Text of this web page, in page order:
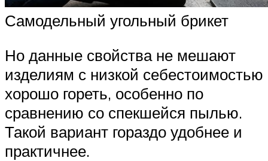
Самодельный угольный брикет
Но данные свойства не мешают
изделиям с низкой себестоимостью
хорошо гореть, особенно по
сравнению со спекшейся пылью.
Такой вариант гораздо удобнее и
практичнее.